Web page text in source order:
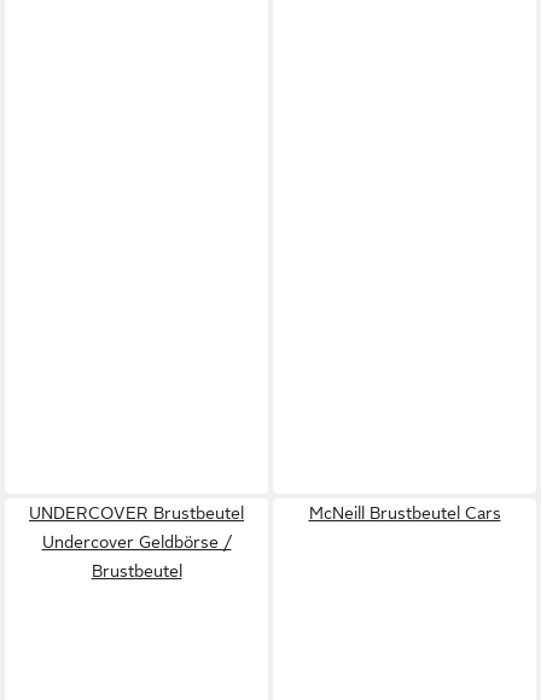
UNDERCOVER Brustbeutel
Undercover Geldbörse /
Brustbeutel
McNeill Brustbeutel Cars